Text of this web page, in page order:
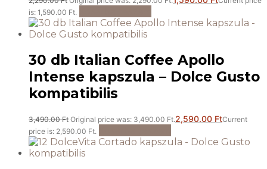
is: 1,590.00 Ft.
30 db Italian Coffee Apollo
Intense kapszula – Dolce Gusto
kompatibilis
3,490.00Ft Original price was: 3,490.00 Ft.2,590.00 FtCurrent
price is: 2,590.00 Ft.